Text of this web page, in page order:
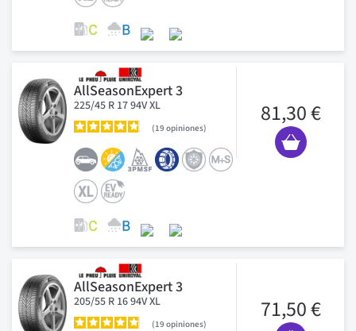
AllSeasonExpert 3
225/45 R 17 94V XL
19 opiniones
81,30 €
AllSeasonExpert 3
205/55 R 16 94V XL
19 opiniones
71,50 €